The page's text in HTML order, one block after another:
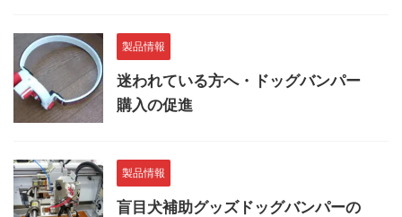
製品情報
迷われている方へ・ドッグバンパー
購入の促進
製品情報
盲目犬補助グッズドッグバンパーの